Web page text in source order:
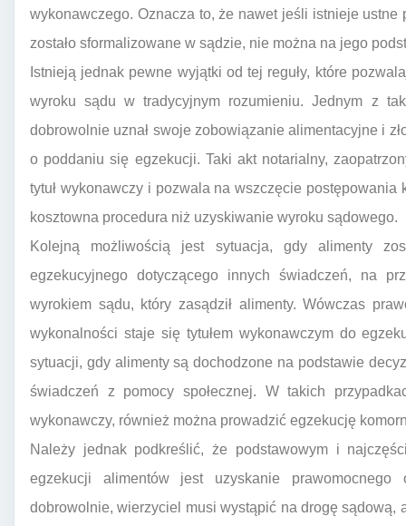
wykonawczego. Oznacza to, że nawet jeśli istnieje
zostało sformalizowane w sądzie, nie można na jego
Istnieją jednak pewne wyjątki od tej reguły, które
wyroku sądu w tradycyjnym rozumieniu. Jednym z
dobrowolnie uznał swoje zobowiązanie alimentacyjne i
o poddaniu się egzekucji. Taki akt notarialny,
tytuł wykonawczy i pozwala na wszczęcie
kosztowna procedura niż uzyskiwanie wyroku sądowego.
Kolejną możliwością jest sytuacja, gdy alimenty
egzekucyjnego dotyczącego innych świadczeń, na
wyrokiem sądu, który zasądził alimenty. Wówczas
wykonalności staje się tytułem wykonawczym do
sytuacji, gdy alimenty są dochodzone na podstawie
świadczeń z pomocy społecznej. W takich
wykonawczy, również można prowadzić egzekucję
Należy jednak podkreślić, że podstawowym i
egzekucji alimentów jest uzyskanie
dobrowolnie, wierzyciel musi wystąpić na drogę sądową,